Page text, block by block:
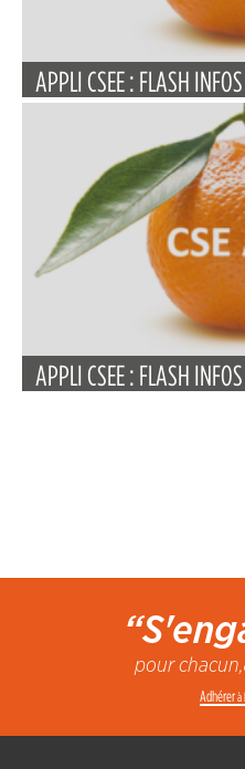
APPLI CSEE : FLASH
APPLI CSEE : FLASH
pour chacun,
Adhérerà